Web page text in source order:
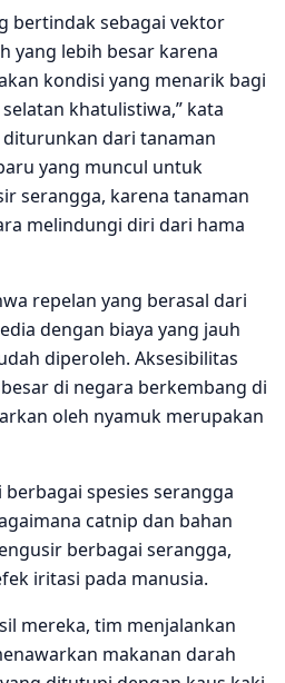
bertindak sebagai vektor
yang lebih besar karena
kondisi yang menarik bagi
khatulistiwa,” kata
diturunkan dari tanaman
yang muncul untuk
serangga, karena tanaman
melindungi diri dari hama
repelan yang berasal dari
dengan biaya yang jauh
diperoleh. Aksesibilitas
di negara berkembang di
oleh nyamuk merupakan
spesies serangga
catnip dan bahan
berbagai serangga,
iritasi pada manusia.
mereka, tim menjalankan
makanan darah